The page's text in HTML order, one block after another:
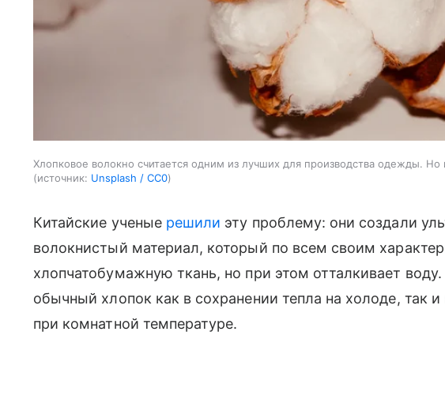
Хлопковое волокно считается одним из лучших для производства одежды. Но
источник: Unsplash / CC0
Китайские ученые решили эту проблему: они создали
волокнистый материал, который по всем своим
хлопчатобумажную ткань, но при этом отталкивает
обычный хлопок как в сохранении тепла на холоде, так и
при комнатной температуре.